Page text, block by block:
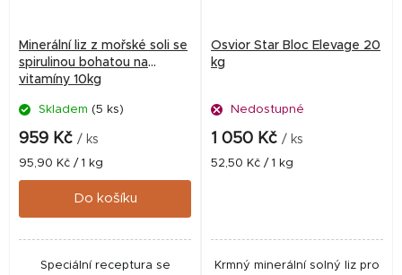
Minerální liz z mořské soli se
spirulinou bohatou na
vitamíny 10kg
Skladem (5 ks)
959 Kč / ks
Měrná
cena:
95,90 Kč / 1 kg
Do košíku
Speciální receptura se
Osvior Star Bloc Elevage 20
kg
Nedostupné
1 050 Kč / ks
Měrná
52,50 Kč / 1 kg
Krmný minerální solný liz pro